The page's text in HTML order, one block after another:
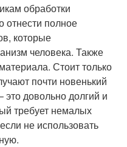
обработки
отнести полное
которые
человека. Также
Стоит только
почти новенький
довольно долгий и
требует немалых
не использовать